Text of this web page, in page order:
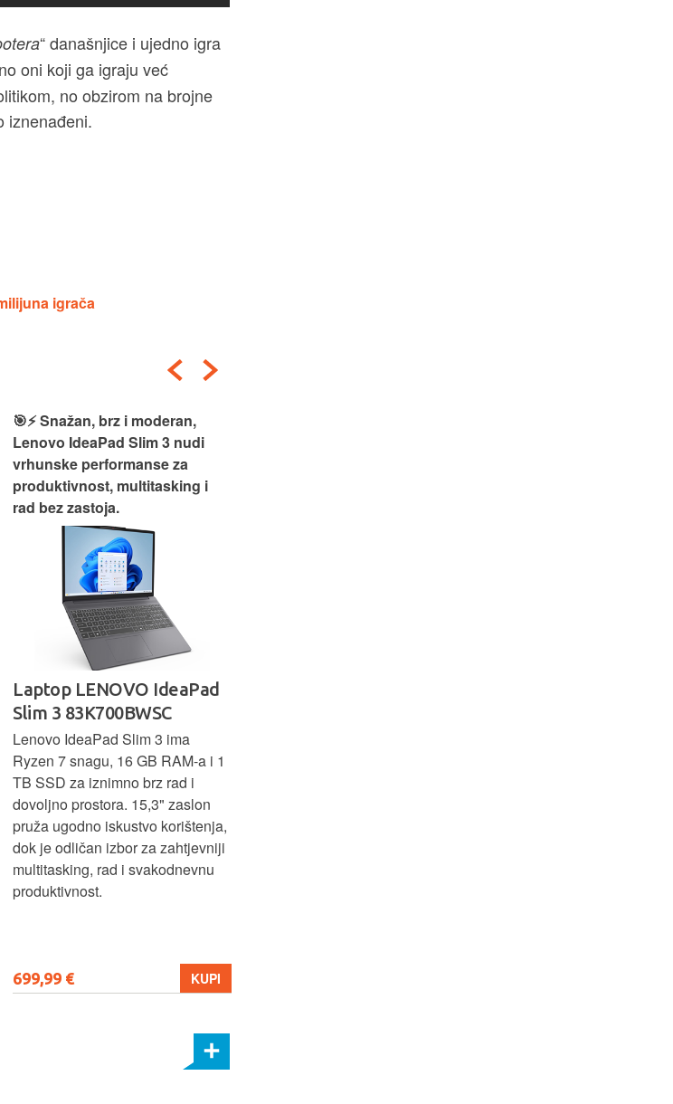
“ današnjice i ujedno igra
oni koji ga igraju već
no obzirom na brojne
iznenađeni.
igrača
🎯⚡ Snažan, brz i moderan,
Lenovo IdeaPad Slim 3 nudi
vrhunske performanse za
produktivnost, multitasking i
rad bez zastoja.
Laptop LENOVO IdeaPad
Slim 3 83K700BWSC
Lenovo IdeaPad Slim 3 ima
Ryzen 7 snagu, 16 GB RAM-a i 1
TB SSD za iznimno brz rad i
dovoljno prostora. 15,3" zaslon
pruža ugodno iskustvo korištenja,
dok je odličan izbor za zahtjevniji
multitasking, rad i svakodnevnu
produktivnost.
699,99 € KUPI